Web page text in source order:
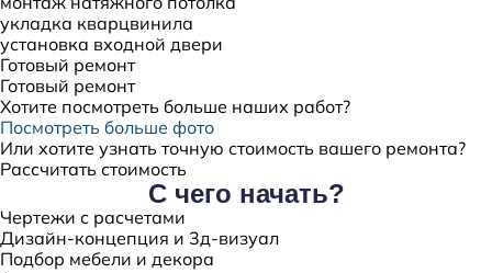
укладка кварцвинила
установка входной двери
Готовый ремонт
Готовый ремонт
Хотите посмотреть больше наших работ?
Посмотреть больше фото
Или хотите узнать точную стоимость вашего ремонта?
Рассчитать стоимость
С чего начать?
Чертежи с расчетами
Дизайн-концепция и 3д-визуал
Подбор мебели и декора